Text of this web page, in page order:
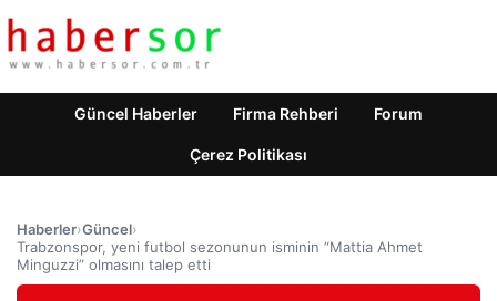
Güncel Haberler Firma Rehberi Forum
Çerez Politikası
Haberler›Güncel›
Trabzonspor, yeni futbol sezonunun isminin “Mattia Ahmet
Minguzzi” olmasını talep etti